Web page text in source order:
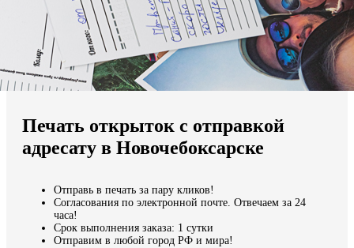
Мы доставляем по всему миру
Продолжить без города
Печать открыток с отправкой
адресату в Новочебоксарске
Отправь в печать за пару кликов!
Согласования по электронной почте. Отвечаем за 24
часа!
Срок выполнения заказа: 1 сутки
Отправим в любой город РФ и мира!